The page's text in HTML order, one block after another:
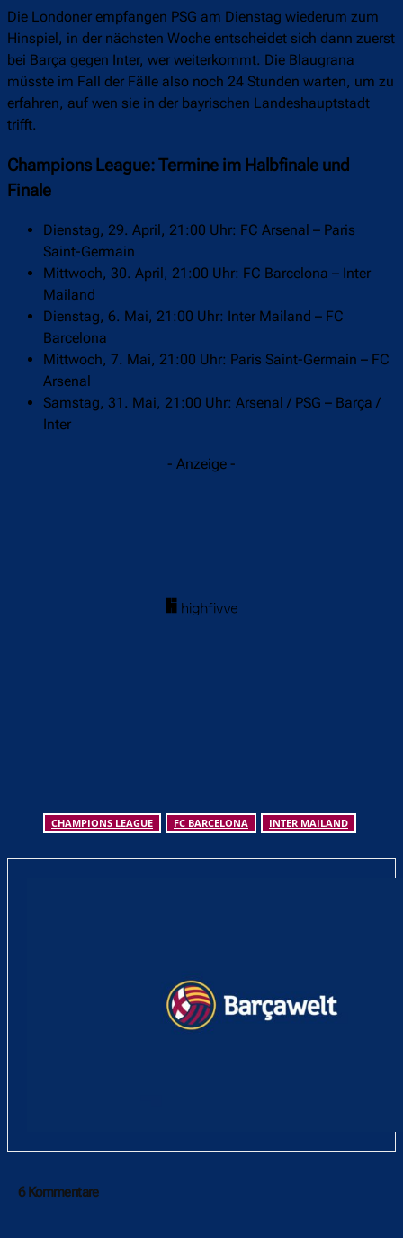
Die Londoner empfangen PSG am Dienstag wiederum zum
Hinspiel, in der nächsten Woche entscheidet sich dann zuerst
bei Barça gegen Inter, wer weiterkommt. Die Blaugrana
müsste im Fall der Fälle also noch 24 Stunden warten, um zu
erfahren, auf wen sie in der bayrischen Landeshauptstadt
trifft.
Champions League: Termine im Halbfinale und
Finale
Dienstag, 29. April, 21:00 Uhr: FC Arsenal – Paris
Saint-Germain
Mittwoch, 30. April, 21:00 Uhr: FC Barcelona – Inter
Mailand
Dienstag, 6. Mai, 21:00 Uhr: Inter Mailand – FC
Barcelona
Mittwoch, 7. Mai, 21:00 Uhr: Paris Saint-Germain – FC
Arsenal
Samstag, 31. Mai, 21:00 Uhr: Arsenal / PSG – Barça /
Inter
- Anzeige -
CHAMPIONS LEAGUE FC BARCELONA INTER MAILAND
6 Kommentare